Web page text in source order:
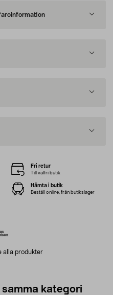
alla produkter
Fri retur
Till valfri butik
Hämta i butik
Beställ online, från butikslager
kategori